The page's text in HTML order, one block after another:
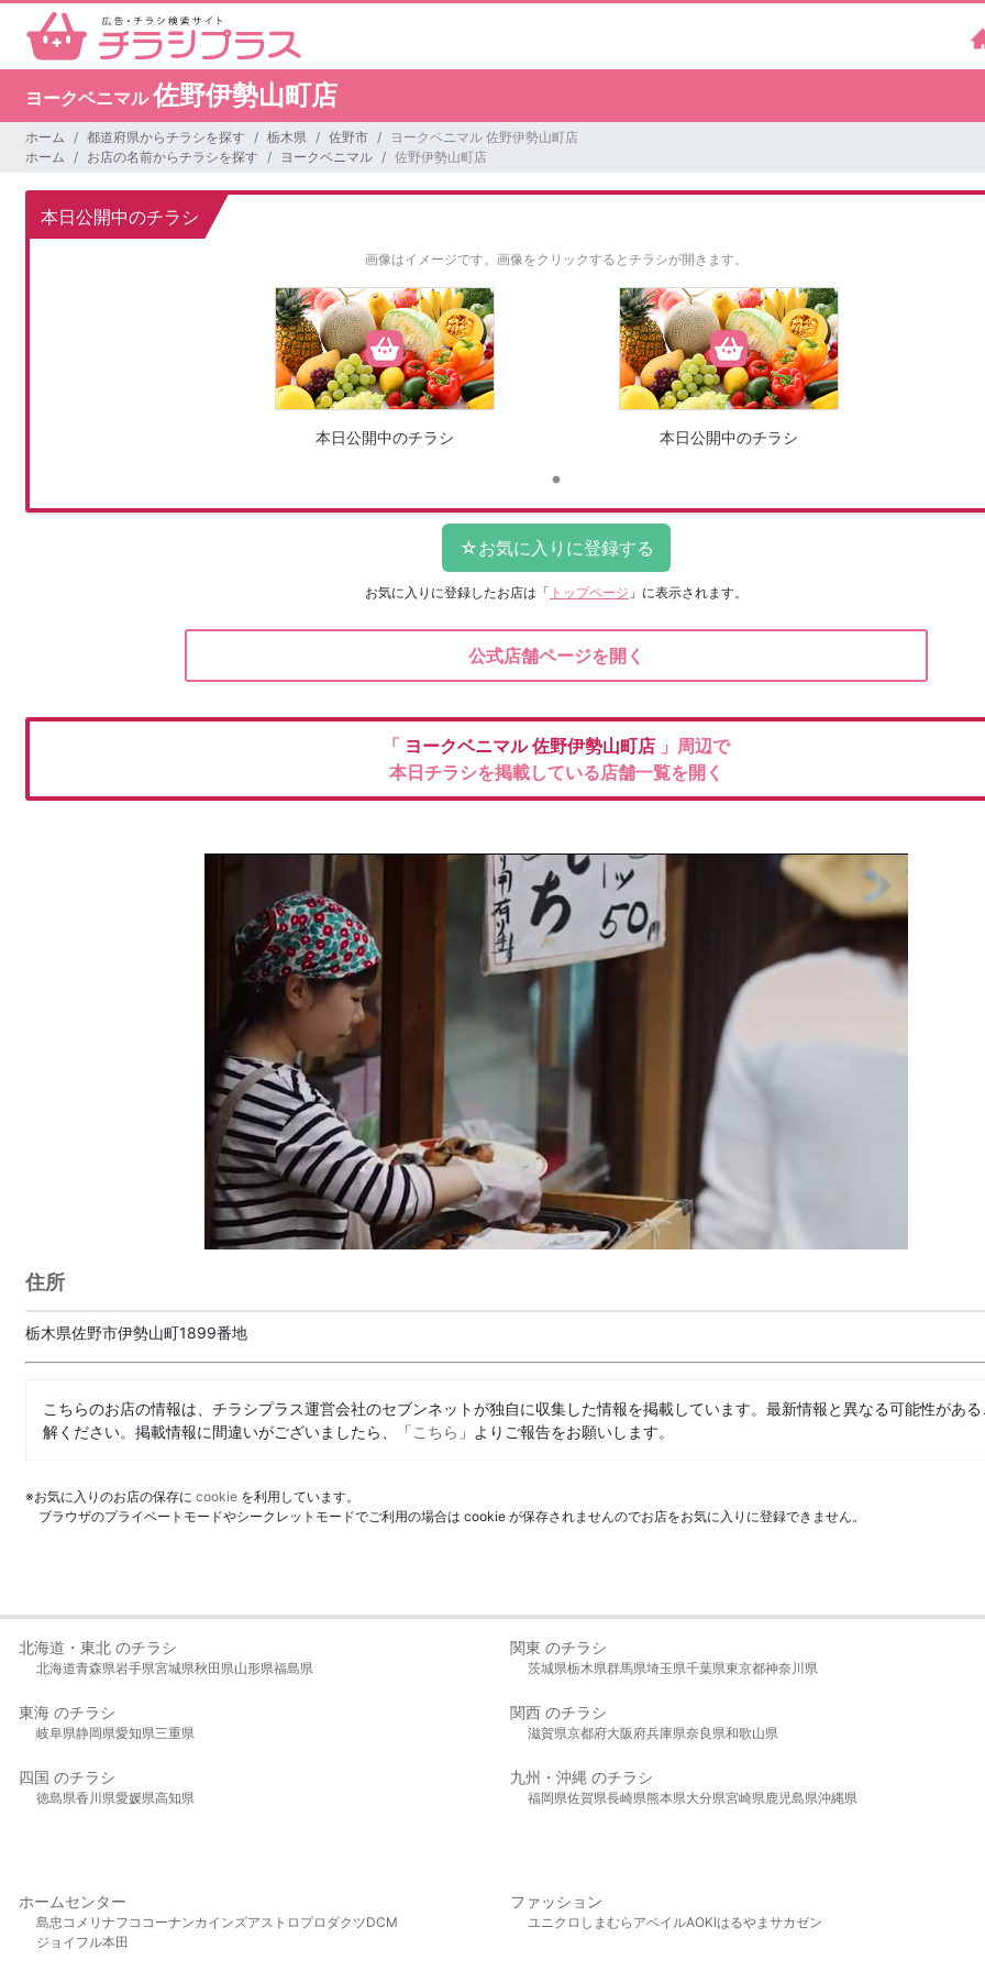
ヨークベニマル佐野伊勢山町店
ホーム 都道府県からチラシを探す 栃木県 佐野市
ヨークベニマル 佐野伊勢山町店
ホーム
お店の名前からチラシを探す ヨークベニマル 佐野伊勢山町店
本日公開中のチラシ
画像はイメージです。 画像をクリックするとチラシが開きます。
本日公開中のチラシ 本日公開中のチラシ
お気に入りに登録したお店は 「 トップページ 」に表示されます。
公式店舗ページを開く
「 ヨークベニマル佐野伊勢山町店 」周辺で
本日チラシを掲載している店舗一覧を開く
住所
栃木県佐野市伊勢山町1899番地
こちらのお店の情報は、チラシプラス運営会社のセブンネットが独自に収集した情報を掲載しています。最新情報と異なる可能性があ
解ください。掲載情報に間違いがございましたら、「こちら 」よりご報告をお願いします。
※お気に入りのお店の保存に cookie を利用しています。
ブラウザのプライベートモードやシークレットモードでご利用の場合は cookie が保存されませんのでお店をお気に入りに登録できません。
北海道・東北 のチラシ
北海道青森県岩手県宮城県秋田県山形県福島県
関東 のチラシ
茨城県栃木県群馬県埼玉県千葉県東京都神奈川県
東海 のチラシ
岐阜県静岡県愛知県三重県
関西 のチラシ
滋賀県京都府大阪府兵庫県奈良県和歌山県
四国 のチラシ
徳島県香川県愛媛県高知県
九州・沖縄 のチラシ
福岡県佐賀県長崎県熊本県大分県宮崎県鹿児島県沖縄県
ホームセンター
島忠 コメリ ナフコ コーナンカインズアストロプロダクツDCM
ジョイフル本田
ファッション
ユニクロ しまむら アベイルAOKIはるやま サカゼン